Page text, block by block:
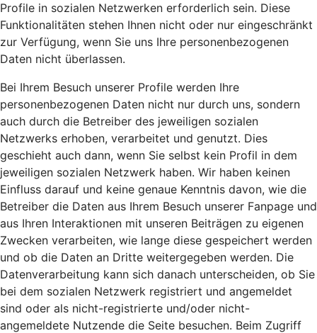
Profile in sozialen Netzwerken erforderlich sein. Diese
Funktionalitäten stehen Ihnen nicht oder nur eingeschränkt
zur Verfügung, wenn Sie uns Ihre personenbezogenen
Daten nicht überlassen.
Bei Ihrem Besuch unserer Profile werden Ihre
personenbezogenen Daten nicht nur durch uns, sondern
auch durch die Betreiber des jeweiligen sozialen
Netzwerks erhoben, verarbeitet und genutzt. Dies
geschieht auch dann, wenn Sie selbst kein Profil in dem
jeweiligen sozialen Netzwerk haben. Wir haben keinen
Einfluss darauf und keine genaue Kenntnis davon, wie die
Betreiber die Daten aus Ihrem Besuch unserer Fanpage und
aus Ihren Interaktionen mit unseren Beiträgen zu eigenen
Zwecken verarbeiten, wie lange diese gespeichert werden
und ob die Daten an Dritte weitergegeben werden. Die
Datenverarbeitung kann sich danach unterscheiden, ob Sie
bei dem sozialen Netzwerk registriert und angemeldet
sind oder als nicht-registrierte und/oder nicht-
angemeldete Nutzende die Seite besuchen. Beim Zugriff